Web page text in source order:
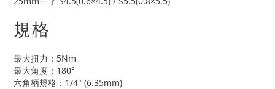
規格
最大扭力：5Nm
最大角度：180°
六角柄規格：1/4" (6.35mm)